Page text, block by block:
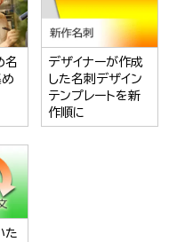
名
デザイナーが作成
した名刺デザイン
テンプレートを新
作順に
た